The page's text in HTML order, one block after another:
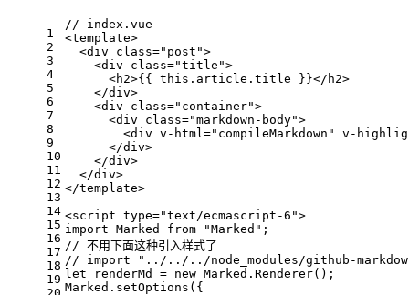
1
2
3
4
5
6
7
8
9
10
11
12
13
14
15
16
17
18
19
// index.vue
<template>
  <div class="post">
    <div class="title">
      <h2>{{ this.article.title }}</h2>
    </div>
    <div class="container">
      <div class="markdown-body">
<div v-html="compileMarkdown" v-
      </div>
    </div>
  </div>
</template>
<script type="text/ecmascript-6">
import Marked from "Marked";
// 不用下面这种引入样式了
// import "../../../node_modules/github-
let renderMd = new Marked.Renderer();
Marked.setOptions({